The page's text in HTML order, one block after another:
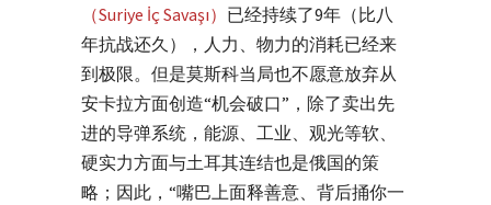
（Suriye İç Savaşı） 已经持续了9年（比八
年抗战还久），人力、物力的消耗已经来
到极限。但是莫斯科当局也不愿意放弃从
安卡拉方面创造“机会破口”，除了卖出先
进的导弹系统，能源、工业、观光等软、
硬实力方面与土耳其连结也是俄国的策
略；因此，“嘴巴上面释善意、背后捅你一